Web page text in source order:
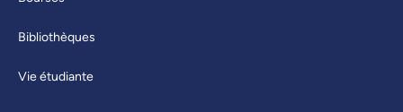
Bibliothèques
Vie étudiante